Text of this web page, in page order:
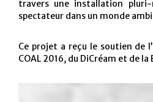
travers une installation
spectateur dans un monde
Ce projet a reçu le soutien de
COAL 2016, du DiCréam et de la